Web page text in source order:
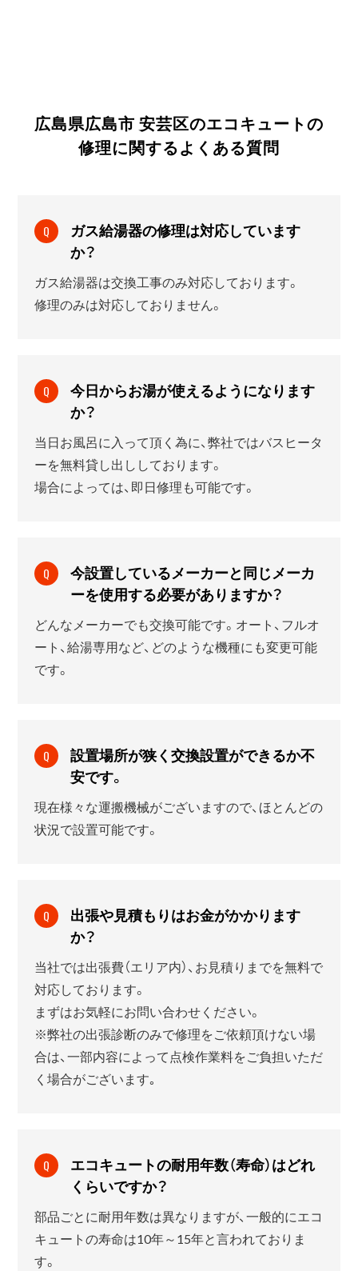
広島県広島市 安芸区のエコキュートの
修理に関するよくある質問
Q
ガス給湯器の修理は対応しています
か？
ガス給湯器は交換工事のみ対応しております。
修理のみは対応しておりません。
Q
今日からお湯が使えるようになります
か？
当日お風呂に入って頂く為に、弊社ではバスヒータ
ーを無料貸し出ししております。
場合によっては、即日修理も可能です。
Q
今設置しているメーカーと同じメーカ
ーを使用する必要がありますか？
どんなメーカーでも交換可能です。オート、フルオ
ート、給湯専用など、どのような機種にも変更可能
です。
Q
設置場所が狭く交換設置ができるか不
安です。
現在様々な運搬機械がございますので、ほとんどの
状況で設置可能です。
Q
出張や見積もりはお金がかかります
か？
当社では出張費（エリア内）、お見積りまでを無料で
対応しております。
まずはお気軽にお問い合わせください。
※弊社の出張診断のみで修理をご依頼頂けない場
合は、一部内容によって点検作業料をご負担いただ
く場合がございます｡
Q
エコキュートの耐用年数（寿命）はどれ
くらいですか？
部品ごとに耐用年数は異なりますが、一般的にエコ
キュートの寿命は10年～15年と言われておりま
す。